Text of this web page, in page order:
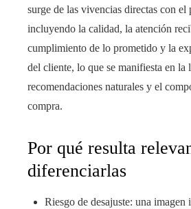
surge de las vivencias directas con
incluyendo la calidad, la atención
cumplimiento de lo prometido y la
del cliente, lo que se manifiesta en la
recomendaciones naturales y el
compra.
Por qué resulta
diferenciarlas
Riesgo de desajuste: una imagen